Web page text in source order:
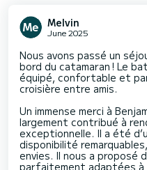
Melvin
June 2025
Nous avons passé un
bord du catamaran ! Le
équipé, confortable et
croisière entre amis.
Un immense merci à
largement contribué à
exceptionnelle. Il a été
disponibilité
envies. Il nous a proposé
parfaitement adaptées